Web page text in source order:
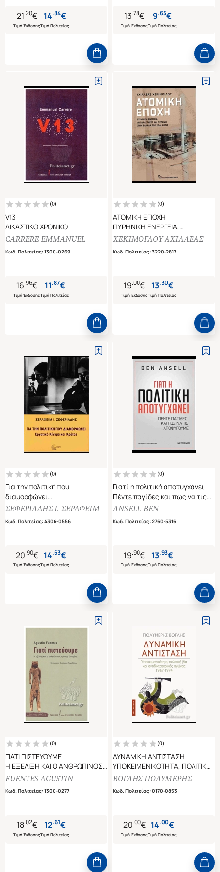
21.20€
Τιμή Έκδοσης
14.84€
Τιμή Πολιτείας
13.78€
Τιμή Έκδοσης
9.65€
Τιμή Πολιτείας
(0)
V13
ΔΙΚΑΣΤΙΚΟ ΧΡΟΝΙΚΟ
CARRERE EMMANUEL
Κωδ. Πολιτείας:1300-0269
16.96€
Τιμή Έκδοσης
11.87€
Τιμή Πολιτείας
(0)
ΑΤΟΜΙΚΗ ΕΠΟΧΗ
ΠΥΡΗΝΙΚΗ ΕΝΕΡΓΕΙΑ,
ΑΝΤΙΔΡΑΣΤΗΡΕΣ ΚΑΙ ΟΥΡΑΝΙΟ
ΧΕΚΙΜΟΓΛΟΥ ΑΧΙΛΛΕΑΣ
Κωδ. Πολιτείας:3220-2817
19.00€
Τιμή Έκδοσης
13.30€
Τιμή Πολιτείας
(0)
Για την πολιτική που
διαμορφώνει
Εργατικό κίνημα και κράτος
ΣΕΦΕΡΙΑΔΗΣ Ι. ΣΕΡΑΦΕΙΜ
Κωδ. Πολιτείας:4306-0556
20.90€
Τιμή Έκδοσης
14.63€
Τιμή Πολιτείας
(0)
Γιατί η πολιτική αποτυγχάνει
Πέντε παγίδες και πως να τις
αποφύγουμε
ANSELL BEN
Κωδ. Πολιτείας:2760-5316
19.90€
Τιμή Έκδοσης
13.93€
Τιμή Πολιτείας
(0)
ΓΙΑΤΙ ΠΙΣΤΕΥΟΥΜΕ
Η ΕΞΕΛΙΞΗ ΚΑΙ Ο ΑΝΘΡΩΠΙΝΟΣ
ΤΡΟΠΟΣ ΥΠΑΡΞΗΣ
FUENTES AGUSTIN
Κωδ. Πολιτείας:1300-0277
18.02€
Τιμή Έκδοσης
12.61€
Τιμή Πολιτείας
(0)
ΔΥΝΑΜΙΚΗ ΑΝΤΙΣΤΑΣΗ
ΥΠΟΚΕΙΜΕΝΙΚΟΤΗΤΑ, ΠΟΛΙΤΙΚΗ
ΒΙΑ ΚΑΙ ΑΝΤΙΔΙΚΤΑΤΟΡΙΚΟΣ
ΒΟΓΛΗΣ ΠΟΛΥΜΕΡΗΣ
Κωδ. Πολιτείας:0170-0853
20.00€
Τιμή Έκδοσης
14.00€
Τιμή Πολιτείας